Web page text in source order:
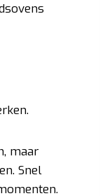
maar
Snel